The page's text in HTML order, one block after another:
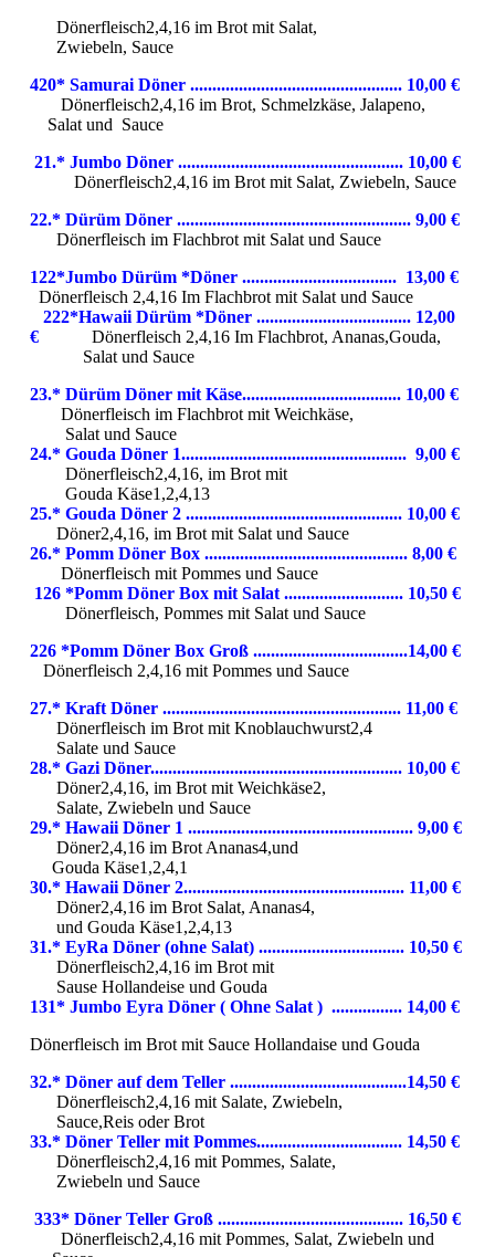
Dönerfleisch2,4,16 im Brot mit Salat,
Zwiebeln, Sauce
420* Samurai Döner ................................................ 10,00 €
Dönerfleisch2,4,16 im Brot, Schmelzkäse, Jalapeno,
Salat und Sauce
21.* Jumbo Döner ................................................... 10,00 €
Dönerfleisch2,4,16 im Brot mit Salat, Zwiebeln, Sauce
22.* Dürüm Döner ..................................................... 9,00 €
Dönerfleisch im Flachbrot mit Salat und Sauce
122*Jumbo Dürüm *Döner ................................... 13,00 €
Dönerfleisch 2,4,16 Im Flachbrot mit Salat und Sauce
222*Hawaii Dürüm *Döner ................................... 12,00
€ Dönerfleisch 2,4,16 Im Flachbrot, Ananas,Gouda,
Salat und Sauce
23.* Dürüm Döner mit Käse.................................... 10,00 €
Dönerfleisch im Flachbrot mit Weichkäse,
Salat und Sauce
24.* Gouda Döner 1................................................... 9,00 €
Dönerfleisch2,4,16, im Brot mit
Gouda Käse1,2,4,13
25.* Gouda Döner 2 ................................................. 10,00 €
Döner2,4,16, im Brot mit Salat und Sauce
26.* Pomm Döner Box .............................................. 8,00 €
Dönerfleisch mit Pommes und Sauce
126 *Pomm Döner Box mit Salat ........................... 10,50 €
Dönerfleisch, Pommes mit Salat und Sauce
226 *Pomm Döner Box Groß ...................................14,00 €
Dönerfleisch 2,4,16 mit Pommes und Sauce
27.* Kraft Döner ...................................................... 11,00 €
Dönerfleisch im Brot mit Knoblauchwurst2,4
Salate und Sauce
28.* Gazi Döner......................................................... 10,00 €
Döner2,4,16, im Brot mit Weichkäse2,
Salate, Zwiebeln und Sauce
29.* Hawaii Döner 1 ................................................... 9,00 €
Döner2,4,16 im Brot Ananas4,und
Gouda Käse1,2,4,1
30.* Hawaii Döner 2.................................................. 11,00 €
Döner2,4,16 im Brot Salat, Ananas4,
und Gouda Käse1,2,4,13
31.* EyRa Döner (ohne Salat) ................................. 10,50 €
Dönerfleisch2,4,16 im Brot mit
Sause Hollandeise und Gouda
131* Jumbo Eyra Döner ( Ohne Salat ) ................ 14,00 €
Dönerfleisch im Brot mit Sauce Hollandaise und Gouda
32.* Döner auf dem Teller ........................................14,50 €
Dönerfleisch2,4,16 mit Salate, Zwiebeln,
Sauce,Reis oder Brot
33.* Döner Teller mit Pommes................................. 14,50 €
Dönerfleisch2,4,16 mit Pommes, Salate,
Zwiebeln und Sauce
333* Döner Teller Groß .......................................... 16,50 €
Dönerfleisch2,4,16 mit Pommes, Salat, Zwiebeln und